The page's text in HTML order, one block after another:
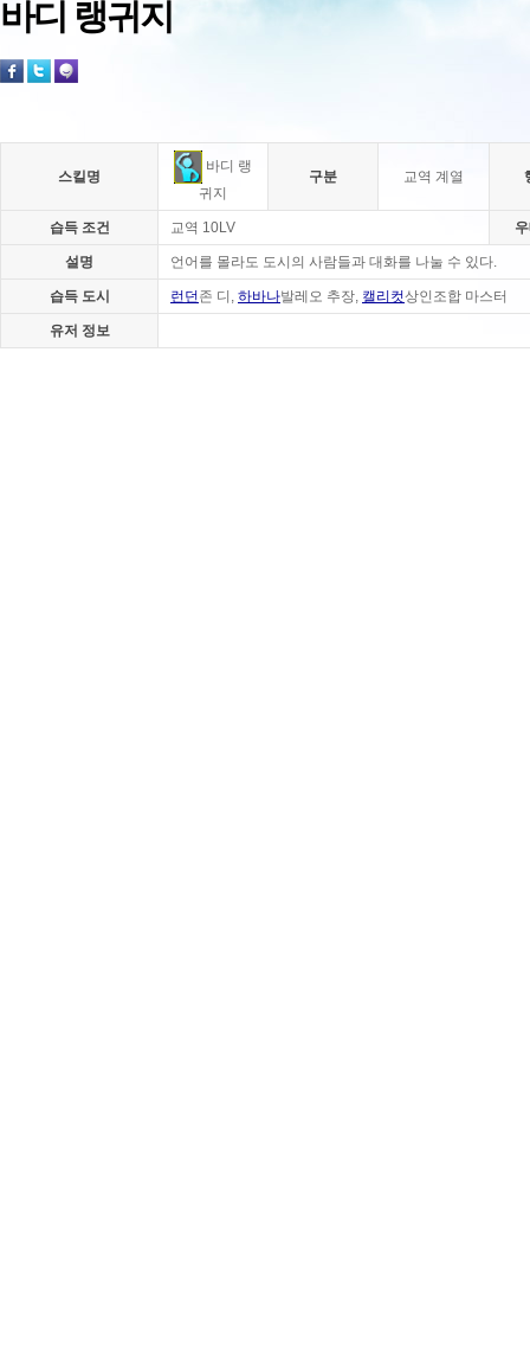
바디 랭귀지
스킬명
바디 랭
귀지
구분 교역 계열
습득 조건 교역 10LV
설명 언어를 몰라도 도시의 사람들과 대화를 나눌 수 있다.
습득 도시 런던존 디, 하바나발레오 추장, 캘리컷상인조합 마스터
유저 정보